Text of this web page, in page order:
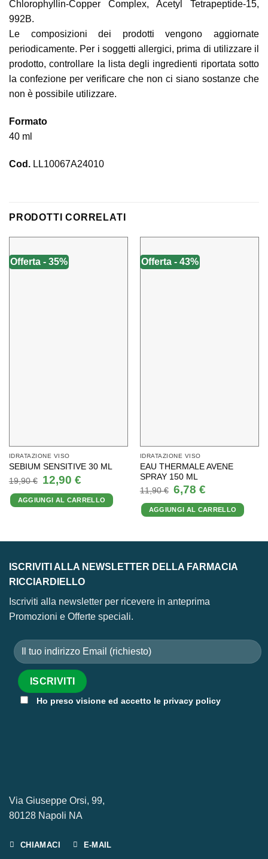
Chlorophyllin-Copper Complex, Acetyl Tetrapeptide-15,
992B.
Le composizioni dei prodotti vengono aggiornate
periodicamente. Per i soggetti allergici, prima di utilizzare il
prodotto, controllare la lista degli ingredienti riportata sotto
la confezione per verificare che non ci siano sostanze che
non è possibile utilizzare.
Formato
40 ml
Cod. LL10067A24010
PRODOTTI CORRELATI
Offerta - 35%
IDRATAZIONE VISO
SEBIUM SENSITIVE 30 ML
19,90€
Il
prezzo
originale
era:
19,90 €.
12,90 €Il
prezzo
attuale
è:
12,90 €.
AGGIUNGI AL CARRELLO
Offerta - 43%
IDRATAZIONE VISO
EAU THERMALE AVENE
SPRAY 150 ML
11,90€ Il
prezzo
originale
era:
11,90 €.
6,78 €Il
prezzo
attuale
è:
6,78 €.
AGGIUNGI AL CARRELLO
ISCRIVITI ALLA NEWSLETTER DELLA FARMACIA
RICCIARDIELLO
Iscriviti alla newsletter per ricevere in anteprima
Promozioni e Offerte speciali.
Ho preso visione ed accetto le privacy policy
Via Giuseppe Orsi, 99,
80128 Napoli NA
CHIAMACI E-MAIL